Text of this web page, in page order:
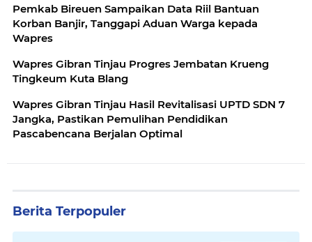
Pemkab Bireuen Sampaikan Data Riil Bantuan
Korban Banjir, Tanggapi Aduan Warga kepada
Wapres
Wapres Gibran Tinjau Progres Jembatan Krueng
Tingkeum Kuta Blang
Wapres Gibran Tinjau Hasil Revitalisasi UPTD SDN 7
Jangka, Pastikan Pemulihan Pendidikan
Pascabencana Berjalan Optimal
Berita Terpopuler